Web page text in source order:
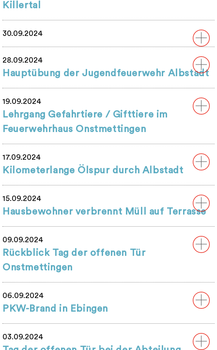
Killertal
30.09.2024
28.09.2024
Hauptübung der Jugendfeuerwehr Albstadt
19.09.2024
Lehrgang Gefahrtiere / Gifttiere im
Feuerwehrhaus Onstmettingen
17.09.2024
Kilometerlange Ölspur durch Albstadt
15.09.2024
Hausbewohner verbrennt Müll auf Terrasse
09.09.2024
Rückblick Tag der offenen Tür
Onstmettingen
06.09.2024
PKW-Brand in Ebingen
03.09.2024